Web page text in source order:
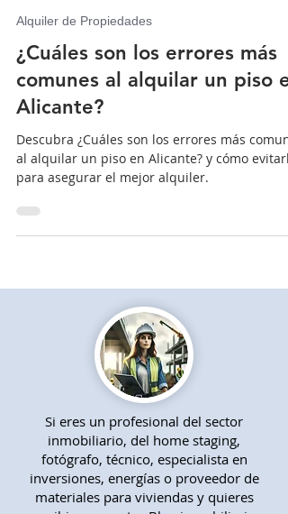
Silvina Rodríguez - Realtor
Alquiler de Propiedades
¿Cuáles son los errores más
Alicante?
Descubra ¿Cuáles son los errores más
al alquilar un piso en Alicante? y cómo
Si eres un profesional del sector
inmobiliario, del home staging,
fotógrafo, técnico, especialista en